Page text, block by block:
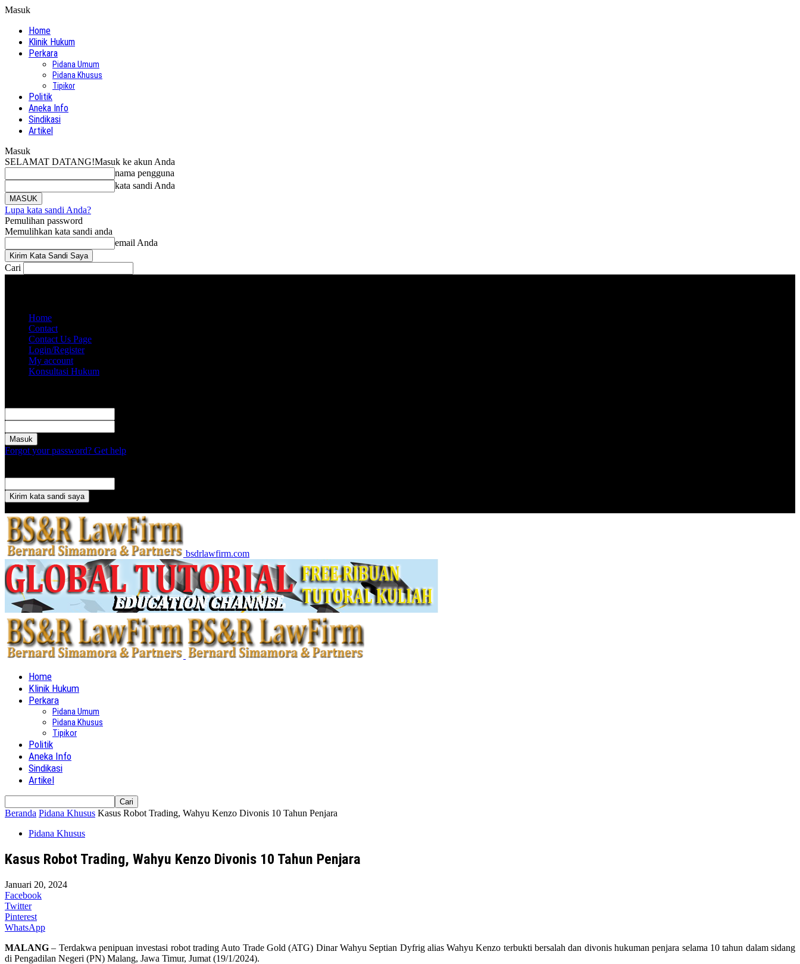
Masuk
Home
Klinik Hukum
Perkara
Pidana Umum
Pidana Khusus
Tipikor
Politik
Aneka Info
Sindikasi
Artikel
Masuk
SELAMAT DATANG!Masuk ke akun Anda
nama pengguna
kata sandi Anda
Lupa kata sandi Anda?
Pemulihan password
Memulihkan kata sandi anda
email Anda
Cari
Home
Contact
Contact Us Page
Login/Register
My account
Konsultasi Hukum
Forgot your password? Get help
bsdrlawfirm.com
Home
Klinik Hukum
Perkara
Pidana Umum
Pidana Khusus
Tipikor
Politik
Aneka Info
Sindikasi
Artikel
Beranda Pidana Khusus Kasus Robot Trading, Wahyu Kenzo Divonis 10 Tahun Penjara
Pidana Khusus
Kasus Robot Trading, Wahyu Kenzo Divonis 10 Tahun Penjara
Januari 20, 2024
Facebook
Twitter
Pinterest
WhatsApp
MALANG– Terdakwa penipuan investasi robot trading Auto Trade Gold (ATG) Dinar Wahyu Septian Dyfrig alias Wahyu Kenzo terbukti bersalah dan divonis hukuman penjara selama 10 tahun dalam sidang
di Pengadilan Negeri (PN) Malang, Jawa Timur, Jumat (19/1/2024).